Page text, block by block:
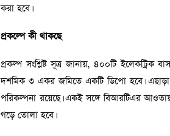
করা হবে।
প্রকল্পে কী থাকছে
প্রকল্প সংশ্লিষ্ট সূত্র জানায়, ৪০০টি ইলেকট্রিক
দশমিক ৩ একর জমিতে একটি ডিপো হবে।
পরিকল্পনা রয়েছে। একই সঙ্গে বিআরটিএর
গড়ে তোলা হবে।